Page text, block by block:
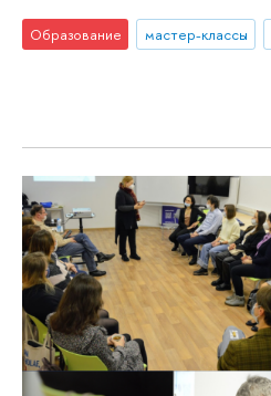
Образование мастер-классы